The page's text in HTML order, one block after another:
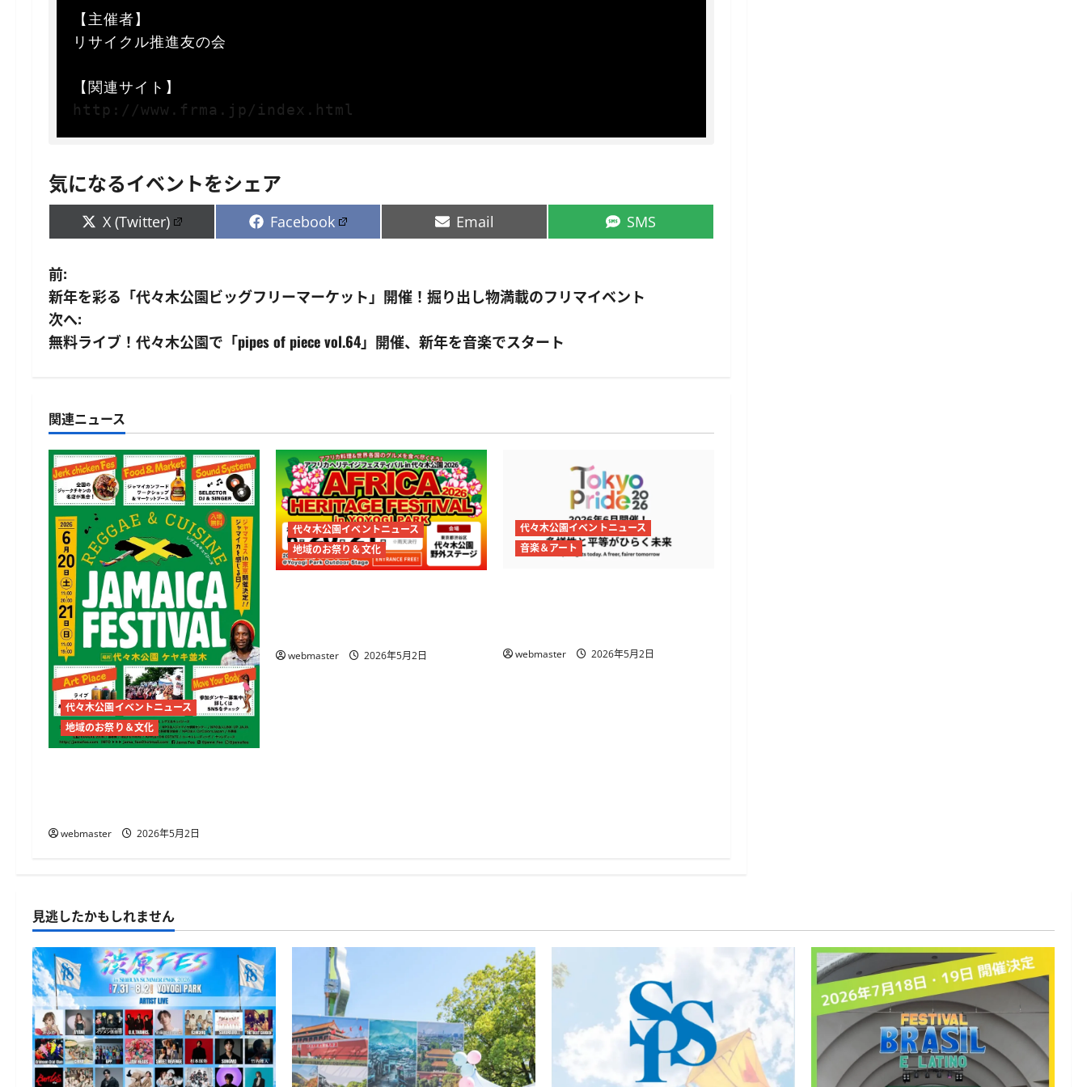
【主催者】
リサイクル推進友の会
http://www.frma.jp/index.html
気になるイベントをシェア
Share
on
X (Twitter) Share
on
Facebook Share
on
Email Share
on
SMS
投
稿
ナ
ゲ
ー
シ
ョ
ン
前:
新年を彩る「代々木公園ビッグフリーマーケット」開催！掘り出し物満載のフリマイベント
次へ:
無料ライブ！代々木公園で「pipes of piece vol.64」開催、新年を音楽でスタート
関連ニュース
代々木公園イベントニュース
地域のお祭り＆文化
webmaster 2026年5月2日
代々木公園イベントニュース
地域のお祭り＆文化
webmaster 2026年5月2日
代々木公園イベントニュース
音楽＆アート
webmaster 2026年5月2日
見逃したかもしれません